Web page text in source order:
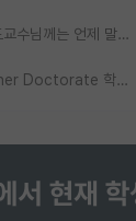
타대학원 컨텍 준비중인데, 지도교수님께는 언제 말씀드려야 할까요?
우리나라도 학구 열풍보면 Higher Doctorate 학위가 필요하다고 봅니다.